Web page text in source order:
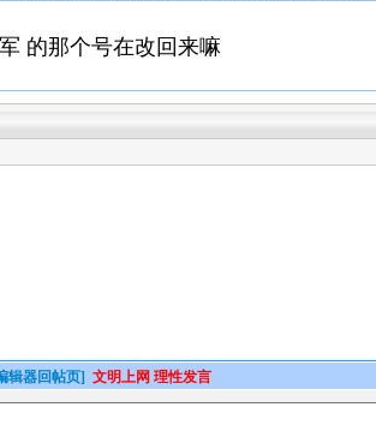
的那个号在改回来嘛
辑器回帖页] 文明上网 理性发言